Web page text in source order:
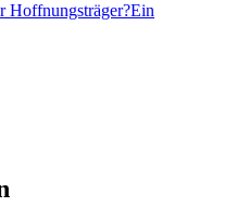
Hoffnungsträger?Ein